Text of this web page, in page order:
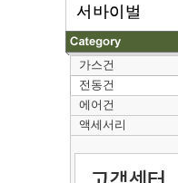
가스건
전동건
에어건
액세서리